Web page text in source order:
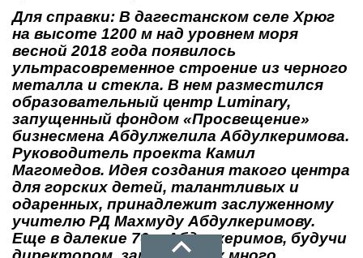
Для справки: В дагестанском селе Хрюг
на высоте 1200 м над уровнем моря
весной 2018 года появилось
ультрасовременное строение из черного
металла и стекла. В нем разместился
образовательный центр Luminary,
запущенный фондом «Просвещение»
бизнесмена Абдулжелила Абдулкеримова.
Руководитель проекта Камил
Магомедов. Идея создания такого центра
для горских детей, талантливых и
одаренных, принадлежит заслуженному
учителю РД Махмуду Абдулкеримову.
Еще в далекие 70-е Абдулкеримов, будучи